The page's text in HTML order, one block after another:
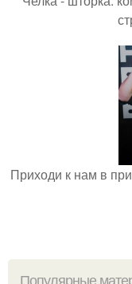
Приходи к нам в